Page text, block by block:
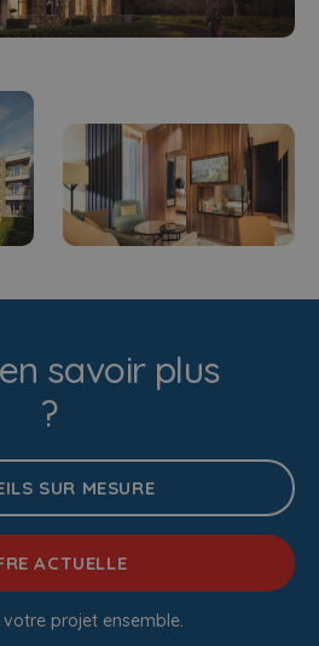
savoir plus
?
SUR MESURE
ACTUELLE
votre projet ensemble.